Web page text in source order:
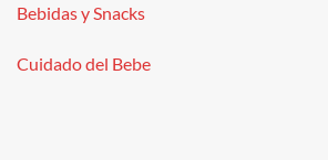
Bebidas y Snacks
Cuidado del Bebe